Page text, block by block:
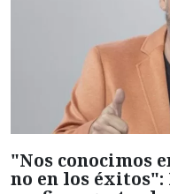
"Nos conocimos
no en los